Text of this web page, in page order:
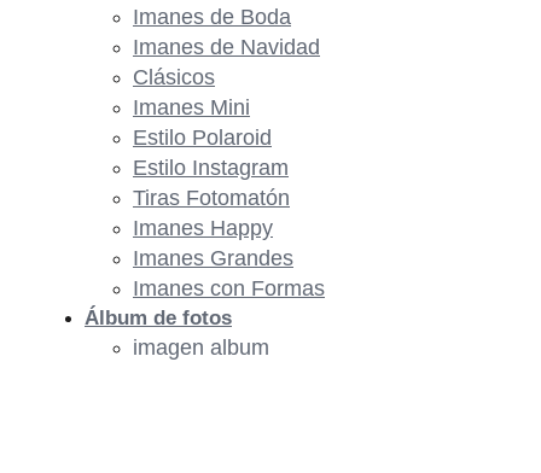
Imanes de Boda
Imanes de Navidad
Clásicos
Imanes Mini
Estilo Polaroid
Estilo Instagram
Tiras Fotomatón
Imanes Happy
Imanes Grandes
Imanes con Formas
Álbum de fotos
imagen album